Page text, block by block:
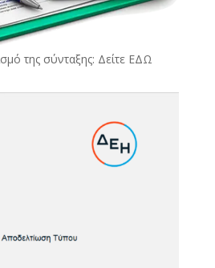
της σύνταξης: Δείτε ΕΔΩ